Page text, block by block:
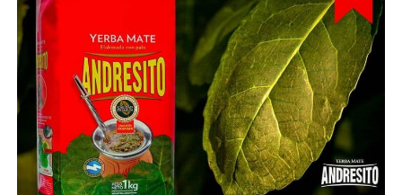
O ingresa
de nuestras redes sociales Te
esperamos en el portal de la #radio con la mejor
información y la mejor #música…
#Folklore #tango
#Rock #Nacional,
#RockInternacional,
#RockandRoll, #Noticias y la mejor #Música
Te
esperamos
Faceboock: H2O Radio
Onlinehttps://www.facebook.com/h2oradioonline